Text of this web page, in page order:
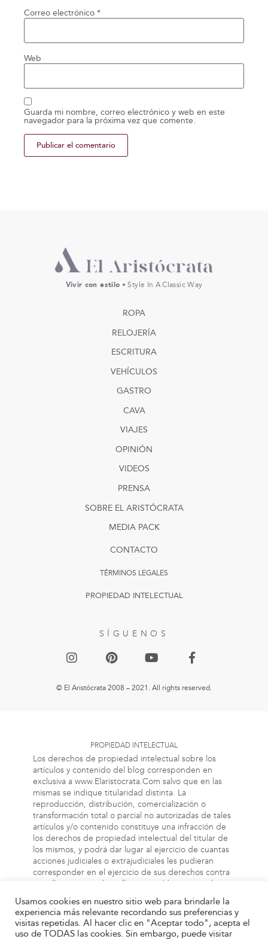
Correo electrónico *
Web
Guarda mi nombre, correo electrónico y web en este
navegador para la próxima vez que comente.
Vivir con estilo • Style In A Classic Way
ROPA
RELOJERÍA
ESCRITURA
VEHÍCULOS
GASTRO
CAVA
VIAJES
OPINIÓN
VIDEOS
PRENSA
SOBRE EL ARISTÓCRATA
MEDIA PACK
SÍGUENOS
© El Aristócrata 2008 – 2021. All rights reserved.
PROPIEDAD INTELECTUAL
TÉRMINOS LEGALES
CONTACTO
PROPIEDAD INTELECTUAL
Los derechos de propiedad intelectual sobre los
artículos y contenido del blog corresponden en
exclusiva a www.Elaristocrata.Com salvo que en las
mismas se indique titularidad distinta. La
reproducción, distribución, comercialización o
transformación total o parcial no autorizadas de tales
artículos y/o contenido constituye una infracción de
los derechos de propiedad intelectual del titular de
los mismos, y podrá dar lugar al ejercicio de cuantas
acciones judiciales o extrajudiciales les pudieran
corresponder en el ejercicio de sus derechos contra
aquellas personas bien físicas o jurídicas que vulneren
o perjudiquen los referidos derechos. Asimismo, la
información a la cual el usuario puede acceder a
través de este blog, puede estar protegida por
derechos de propiedad industrial, intelectual o de
Usamos cookies en nuestro sitio web para brindarle la
experiencia más relevante recordando sus preferencias y
visitas repetidas. Al hacer clic en "Aceptar todo", acepta el
uso de TODAS las cookies. Sin embargo, puede visitar